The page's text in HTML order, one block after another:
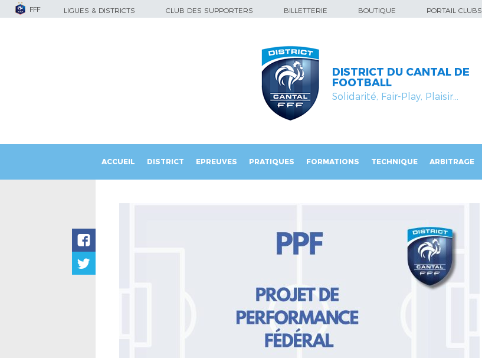
FFF LIGUES & DISTRICTS CLUB DES SUPPORTERS BILLETTERIE BOUTIQUE PORTAIL CLUBS
DISTRICT DU CANTAL DE
FOOTBALL
Solidarité, Fair-Play, Plaisir…
ACCUEIL DISTRICT EPREUVES PRATIQUES FORMATIONS TECHNIQUE ARBITRAGE